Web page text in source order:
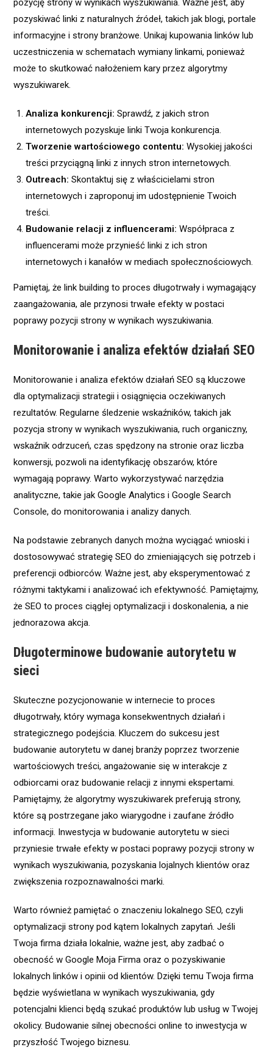
pozycję strony w wynikach wyszukiwania. Ważne jest, aby
pozyskiwać linki z naturalnych źródeł, takich jak blogi, portale
informacyjne i strony branżowe. Unikaj kupowania linków lub
uczestniczenia w schematach wymiany linkami, ponieważ
może to skutkować nałożeniem kary przez algorytmy
wyszukiwarek.
Analiza konkurencji: Sprawdź, z jakich stron
internetowych pozyskuje linki Twoja konkurencja.
Tworzenie wartościowego contentu: Wysokiej jakości
treści przyciągną linki z innych stron internetowych.
Outreach: Skontaktuj się z właścicielami stron
internetowych i zaproponuj im udostępnienie Twoich
treści.
Budowanie relacji z influencerami: Współpraca z
influencerami może przynieść linki z ich stron
internetowych i kanałów w mediach społecznościowych.
Pamiętaj, że link building to proces długotrwały i wymagający
zaangażowania, ale przynosi trwałe efekty w postaci
poprawy pozycji strony w wynikach wyszukiwania.
Monitorowanie i analiza efektów działań SEO
Monitorowanie i analiza efektów działań SEO są kluczowe
dla optymalizacji strategii i osiągnięcia oczekiwanych
rezultatów. Regularne śledzenie wskaźników, takich jak
pozycja strony w wynikach wyszukiwania, ruch organiczny,
wskaźnik odrzuceń, czas spędzony na stronie oraz liczba
konwersji, pozwoli na identyfikację obszarów, które
wymagają poprawy. Warto wykorzystywać narzędzia
analityczne, takie jak Google Analytics i Google Search
Console, do monitorowania i analizy danych.
Na podstawie zebranych danych można wyciągać wnioski i
dostosowywać strategię SEO do zmieniających się potrzeb i
preferencji odbiorców. Ważne jest, aby eksperymentować z
różnymi taktykami i analizować ich efektywność. Pamiętajmy,
że SEO to proces ciągłej optymalizacji i doskonalenia, a nie
jednorazowa akcja.
Długoterminowe budowanie autorytetu w
sieci
Skuteczne pozycjonowanie w internecie to proces
długotrwały, który wymaga konsekwentnych działań i
strategicznego podejścia. Kluczem do sukcesu jest
budowanie autorytetu w danej branży poprzez tworzenie
wartościowych treści, angażowanie się w interakcje z
odbiorcami oraz budowanie relacji z innymi ekspertami.
Pamiętajmy, że algorytmy wyszukiwarek preferują strony,
które są postrzegane jako wiarygodne i zaufane źródło
informacji. Inwestycja w budowanie autorytetu w sieci
przyniesie trwałe efekty w postaci poprawy pozycji strony w
wynikach wyszukiwania, pozyskania lojalnych klientów oraz
zwiększenia rozpoznawalności marki.
Warto również pamiętać o znaczeniu lokalnego SEO, czyli
optymalizacji strony pod kątem lokalnych zapytań. Jeśli
Twoja firma działa lokalnie, ważne jest, aby zadbać o
obecność w Google Moja Firma oraz o pozyskiwanie
lokalnych linków i opinii od klientów. Dzięki temu Twoja firma
będzie wyświetlana w wynikach wyszukiwania, gdy
potencjalni klienci będą szukać produktów lub usług w Twojej
okolicy. Budowanie silnej obecności online to inwestycja w
przyszłość Twojego biznesu.